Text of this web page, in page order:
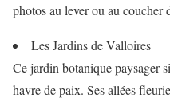
photos au lever ou au coucher
Les Jardins de Valloires
Ce jardin botanique paysager
havre de paix. Ses allées